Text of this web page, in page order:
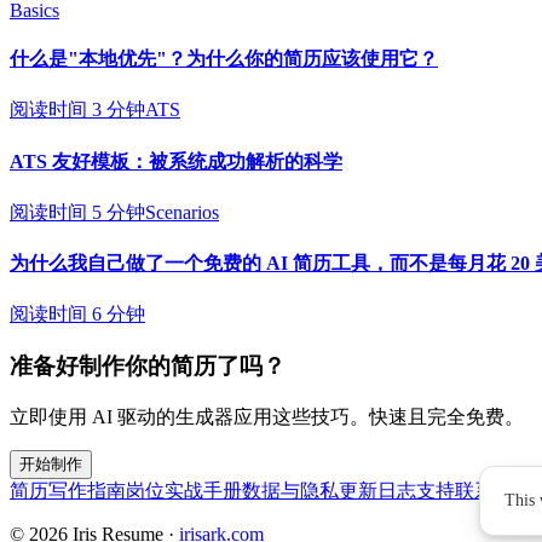
Basics
什么是"本地优先"？为什么你的简历应该使用它？
阅读时间 3 分钟ATS
ATS 友好模板：被系统成功解析的科学
阅读时间 5 分钟Scenarios
为什么我自己做了一个免费的 AI 简历工具，而不是每月花 20
阅读时间 6 分钟
准备好制作你的简历了吗？
立即使用 AI 驱动的生成器应用这些技巧。快速且完全免费。
开始制作
简历写作指南岗位实战手册数据与隐私更新日志支持联系
© 2026 Iris Resume · irisark.com